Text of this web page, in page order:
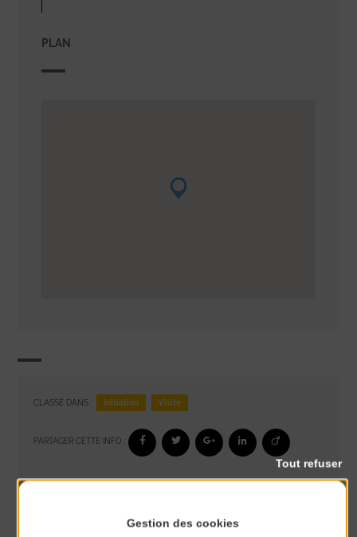
PLAN
CLASSÉ DANS : Initiation Visite
PARTAGER CETTE INFO :
Gestion des cookies
Tout refuser